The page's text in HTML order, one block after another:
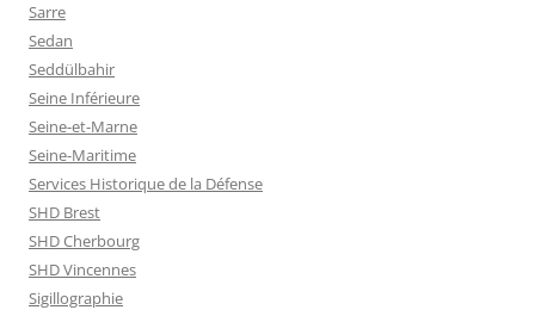
Sarre
Sedan
Seddülbahir
Seine Inférieure
Seine-et-Marne
Seine-Maritime
Services Historique de la Défense
SHD Brest
SHD Cherbourg
SHD Vincennes
Sigillographie